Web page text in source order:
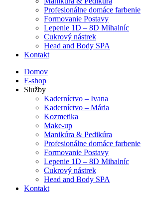
Profesionálne domáce farbenie
Formovanie Postavy
Lepenie 1D – 8D Mihalníc
Cukrový nástrek
Head and Body SPA
Kontakt
Domov
E-shop
Služby
Kaderníctvo – Ivana
Kaderníctvo – Mária
Kozmetika
Make-up
Manikúra & Pedikúra
Profesionálne domáce farbenie
Formovanie Postavy
Lepenie 1D – 8D Mihalníc
Cukrový nástrek
Head and Body SPA
Kontakt